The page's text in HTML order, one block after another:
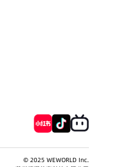
© 2025 WEWORLD Inc.